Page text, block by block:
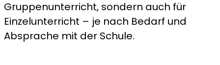
Gruppenunterricht, sondern auch für
Einzelunterricht – je nach Bedarf und
Absprache mit der Schule.